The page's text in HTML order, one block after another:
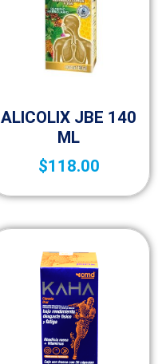
ALICOLIX JBE 140
ML
$118.00